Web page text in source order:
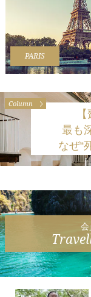
PARIS
最も
なぜ“
Column
会